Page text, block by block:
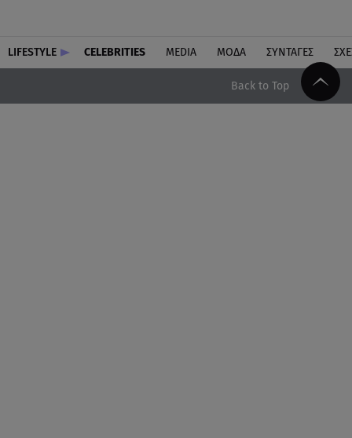
LIFESTYLE CELEBRITIES MEDIA ΜΟΔΑ ΣΥΝΤΑΓΕΣ
Back to Top